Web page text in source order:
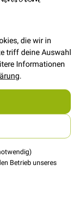
die wir in
triff deine Auswahl
Informationen
.
Betrieb unseres
eingewebter